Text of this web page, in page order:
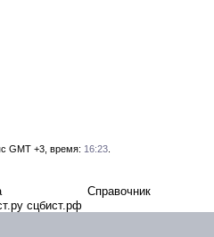
GMT +3, время: 16:23.
Справочник
сцбист.рф